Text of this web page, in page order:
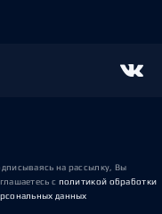
на рассылку, Вы
с политикой обработки
данных